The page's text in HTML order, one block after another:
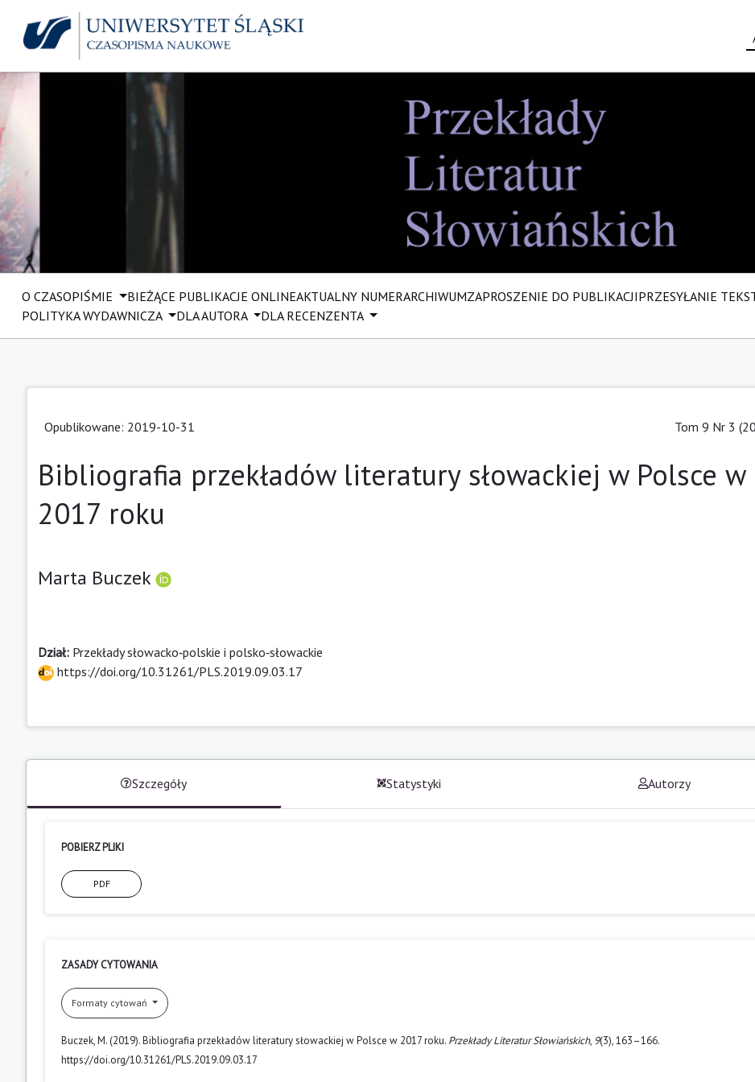
O CZASOPIŚMIE BIEŻĄCE PUBLIKACJE ONLINEAKTUALNY NUMERARCHIWUMZAPROSZENIE DO PUBLIKACJIPRZESYŁANIE
POLITYKA WYDAWNICZA
DLA AUTORA DLA RECENZENTA
Opublikowane: 2019-10-31 Tom 9 Nr 3
Bibliografia przekładów literatury słowackiej w Polsce w
2017 roku
Marta Buczek
Dział: Przekłady słowacko‑polskie i polsko‑słowackie
https://doi.org/10.31261/PLS.2019.09.03.17
Szczegóły Statystyki Autorzy
POBIERZ PLIKI
PDF
ZASADY CYTOWANIA
Formaty cytowań
Buczek, M. (2019). Bibliografia przekładów literatury słowackiej w Polsce w 2017 roku. Przekłady Literatur Słowiańskich, 9(3), 163–166.
https://doi.org/10.31261/PLS.2019.09.03.17